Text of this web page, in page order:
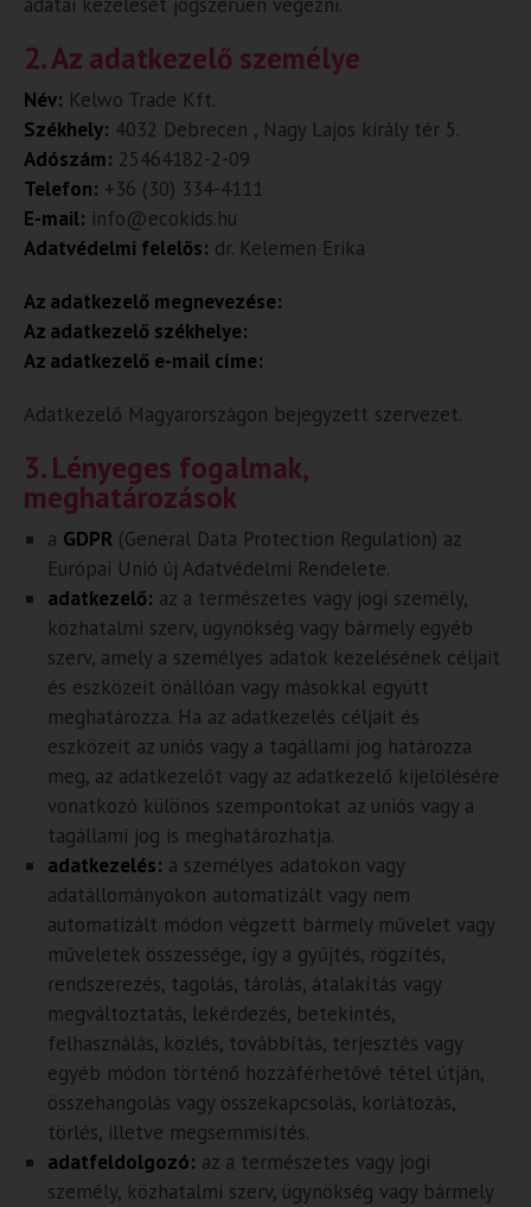
2. Az adatkezelő személye
Név: Kelwo Trade Kft.
Székhely: 4032 Debrecen , Nagy Lajos király tér 5.
Adószám: 25464182-2-09
Telefon: +36 (30) 334-4111
E-mail: info@ecokids.hu
Adatvédelmi felelős: dr. Kelemen Erika
Az adatkezelő megnevezése:
Az adatkezelő székhelye:
Az adatkezelő e-mail címe:
Adatkezelő Magyarországon bejegyzett szervezet.
3. Lényeges fogalmak,
meghatározások
a GDPR (General Data Protection Regulation) az
Európai Unió új Adatvédelmi Rendelete.
adatkezelő: az a természetes vagy jogi személy,
közhatalmi szerv, ügynökség vagy bármely egyéb
szerv, amely a személyes adatok kezelésének céljait
és eszközeit önállóan vagy másokkal együtt
meghatározza. Ha az adatkezelés céljait és
eszközeit az uniós vagy a tagállami jog határozza
meg, az adatkezelőt vagy az adatkezelő kijelölésére
vonatkozó különös szempontokat az uniós vagy a
tagállami jog is meghatározhatja.
adatkezelés: a személyes adatokon vagy
adatállományokon automatizált vagy nem
automatizált módon végzett bármely művelet vagy
műveletek összessége, így a gyűjtés, rögzítés,
rendszerezés, tagolás, tárolás, átalakítás vagy
megváltoztatás, lekérdezés, betekintés,
felhasználás, közlés, továbbítás, terjesztés vagy
egyéb módon történő hozzáférhetővé tétel útján,
összehangolás vagy összekapcsolás, korlátozás,
törlés, illetve megsemmisítés.
adatfeldolgozó: az a természetes vagy jogi
személy, közhatalmi szerv, ügynökség vagy bármely